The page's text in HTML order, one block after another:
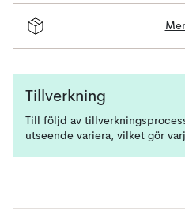
Tillverkning
Till följd av
utseende variera, vilket gör